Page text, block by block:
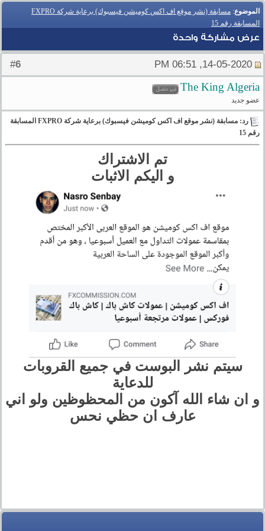
الموضوع:
مسابقة (نشر موقع اف اكس كوميشن فيسبوك) برعاية شركة FXPRO
المسابقة رقم 15
عرض مشاركة واحدة
6
The King Algeria
عضو جديد
رد: مسابقة (نشر موقع اف اكس كوميشن فيسبوك) برعاية شركة FXPRO المسابقة
رقم 15
تم الاشتراك
و اليكم الاثبات
سيتم نشر البوست في جميع القروبات
للدعاية
و ان شاء الله آكون من المحظوظين ولو اني
عارف ان حظي نحس